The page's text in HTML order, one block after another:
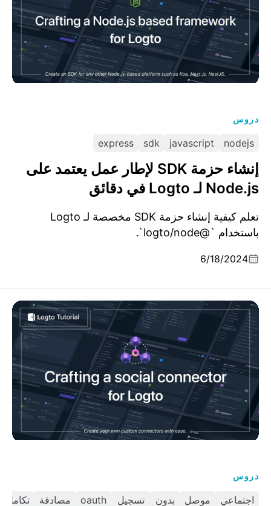
دروس
nodejs
javascript
sdk
express
إنشاء حزمة SDK لإطار عمل يعتمد على
Node.js لـ Logto في دقائق
تعلم كيفية إنشاء حزمة SDK مخصصة لـ Logto
باستخدام `@logto/node`.
6/18/2024
دروس
اجتماعي موصل
بدون
تسجيل
oauth مصادقة تكامل
إنشاء موصل اجتماعي لـ Logto